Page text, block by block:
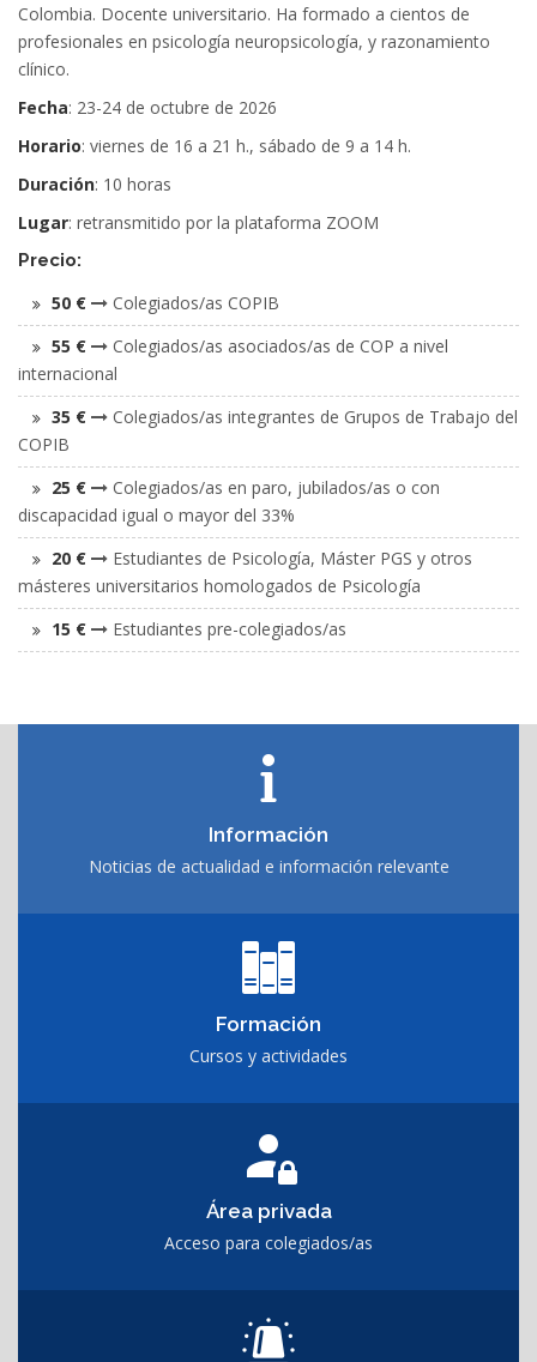
Colombia. Docente universitario. Ha formado a cientos de
profesionales en psicología neuropsicología, y razonamiento
clínico.
Fecha: 23-24 de octubre de 2026
Horario: viernes de 16 a 21 h., sábado de 9 a 14 h.
Duración: 10 horas
Lugar: retransmitido por la plataforma ZOOM
Precio:
50 €
Colegiados/as COPIB
55 €
Colegiados/as asociados/as de COP a nivel
internacional
35 €
Colegiados/as integrantes de Grupos de Trabajo del
COPIB
25 €
Colegiados/as en paro, jubilados/as o con
discapacidad igual o mayor del 33%
20 €
Estudiantes de Psicología, Máster PGS y otros
másteres universitarios homologados de Psicología
15 €
Estudiantes pre-colegiados/as
Información
Noticias de actualidad e información relevante
Formación
Cursos y actividades
Área privada
Acceso para colegiados/as